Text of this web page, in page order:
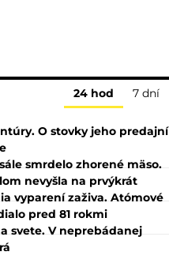
24 hod 7 dní
O stovky jeho predajní
smrdelo zhorené mäso.
nevyšla na prvýkrát
vyparení zaživa. Atómové
pred 81 rokmi
svete. V neprebádanej